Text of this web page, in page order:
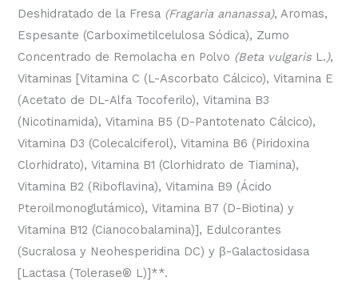
Deshidratado de la Fresa (Fragaria ananassa), Aromas,
Espesante (Carboximetilcelulosa Sódica), Zumo
Concentrado de Remolacha en Polvo (Beta vulgaris L. ),
Vitaminas [Vitamina C (L-Ascorbato Cálcico), Vitamina E
(Acetato de DL-Alfa Tocoferilo), Vitamina B3
(Nicotinamida), Vitamina B5 (D-Pantotenato Cálcico),
Vitamina D3 (Colecalciferol), Vitamina B6 (Piridoxina
Clorhidrato), Vitamina B1 (Clorhidrato de Tiamina),
Vitamina B2 (Riboflavina), Vitamina B9 (Ácido
Pteroilmonoglutámico), Vitamina B7 (D-Biotina) y
Vitamina B12 (Cianocobalamina)], Edulcorantes
(Sucralosa y Neohesperidina DC) y β-Galactosidasa
[Lactasa (Tolerase® L)]**.